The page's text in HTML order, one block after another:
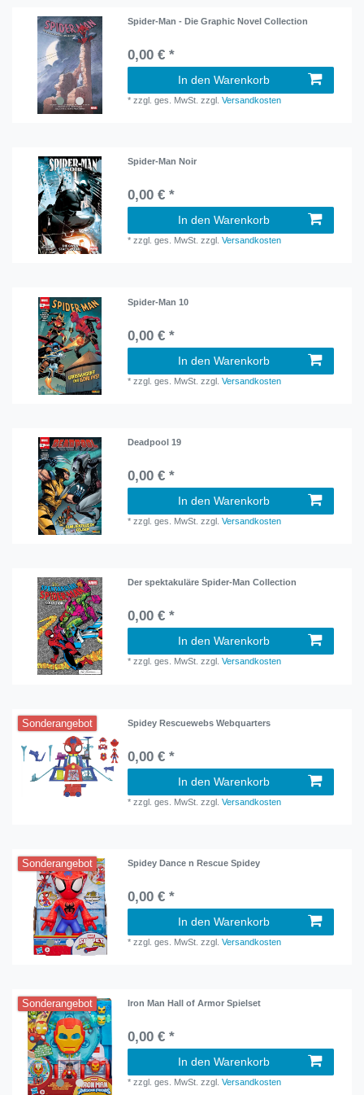
Spider-Man - Die Graphic Novel Collection
0,00 € *
In den Warenkorb
*zzgl. ges. MwSt. zzgl.Versandkosten
Spider-Man Noir
0,00 € *
In den Warenkorb
*zzgl. ges. MwSt. zzgl.Versandkosten
Spider-Man 10
0,00 € *
In den Warenkorb
*zzgl. ges. MwSt. zzgl.Versandkosten
Deadpool 19
0,00 € *
In den Warenkorb
*zzgl. ges. MwSt. zzgl.Versandkosten
Der spektakuläre Spider-Man Collection
0,00 € *
In den Warenkorb
*zzgl. ges. MwSt. zzgl.Versandkosten
Sonderangebot Spidey Rescuewebs Webquarters
0,00 € *
In den Warenkorb
*zzgl. ges. MwSt. zzgl.Versandkosten
Sonderangebot Spidey Dance n Rescue Spidey
0,00 € *
In den Warenkorb
*zzgl. ges. MwSt. zzgl.Versandkosten
Sonderangebot Iron Man Hall of Armor Spielset
0,00 € *
In den Warenkorb
*zzgl. ges. MwSt. zzgl.Versandkosten